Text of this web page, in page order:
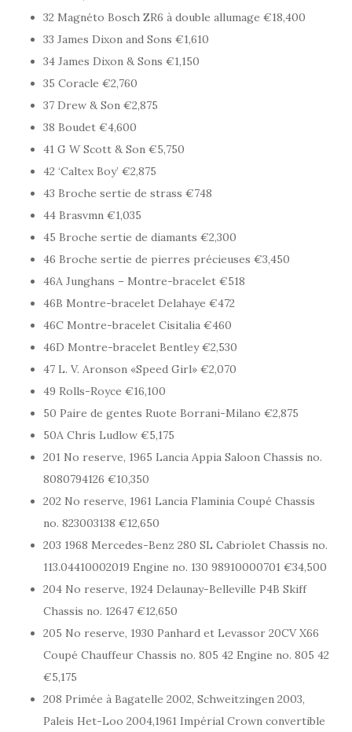
32 Magnéto Bosch ZR6 à double allumage €18,400
33 James Dixon and Sons €1,610
34 James Dixon & Sons €1,150
35 Coracle €2,760
37 Drew & Son €2,875
38 Boudet €4,600
41 G W Scott & Son €5,750
42 ‘Caltex Boy’ €2,875
43 Broche sertie de strass €748
44 Brasvmn €1,035
45 Broche sertie de diamants €2,300
46 Broche sertie de pierres précieuses €3,450
46A Junghans – Montre-bracelet €518
46B Montre-bracelet Delahaye €472
46C Montre-bracelet Cisitalia €460
46D Montre-bracelet Bentley €2,530
47 L. V. Aronson «Speed Girl» €2,070
49 Rolls-Royce €16,100
50 Paire de gentes Ruote Borrani-Milano €2,875
50A Chris Ludlow €5,175
201 No reserve, 1965 Lancia Appia Saloon Chassis no.
8080794126 €10,350
202 No reserve, 1961 Lancia Flaminia Coupé Chassis
no. 823003138 €12,650
203 1968 Mercedes-Benz 280 SL Cabriolet Chassis no.
113.04410002019 Engine no. 130 98910000701 €34,500
204 No reserve, 1924 Delaunay-Belleville P4B Skiff
Chassis no. 12647 €12,650
205 No reserve, 1930 Panhard et Levassor 20CV X66
Coupé Chauffeur Chassis no. 805 42 Engine no. 805 42
€5,175
208 Primée à Bagatelle 2002, Schweitzingen 2003,
Paleis Het-Loo 2004,1961 Impérial Crown convertible